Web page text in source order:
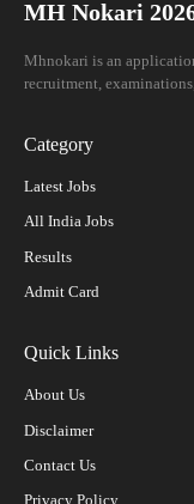
MH Nokari
Mhnokari is an
recruitment,
Category
Latest Jobs
All India Jobs
Results
Admit Card
Quick Links
About Us
Disclaimer
Contact Us
Privacy Policy